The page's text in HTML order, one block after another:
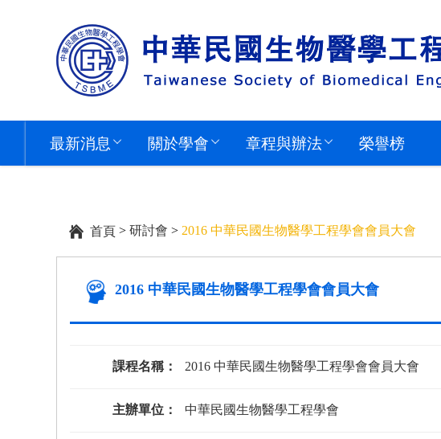
最新消息 關於學會 章程與辦法 榮譽榜
首頁 >研討會 > 2016 中華民國生物醫學工程學會會員大會
2016 中華民國生物醫學工程學會會員大會
課程名稱： 2016 中華民國生物醫學工程學會會員大會
主辦單位： 中華民國生物醫學工程學會